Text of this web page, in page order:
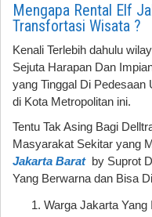
Mengapa Rental Elf
Transfortasi Wisata ?
Kenali Terlebih dahulu
Sejuta Harapan Dan
yang Tinggal Di
di Kota Metropolitan ini.
Tentu Tak Asing Bagi
Masyarakat Sekitar yang
Jakarta Baratby Suprot
Yang Berwarna dan Bisa
Warga Jakarta